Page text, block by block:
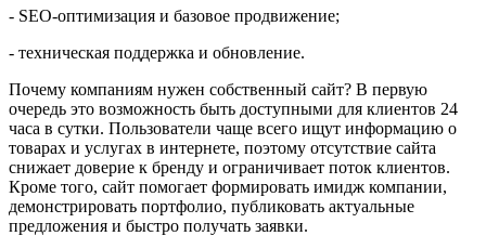
- SEO‑оптимизация и базовое продвижение;
- техническая поддержка и обновление.
Почему компаниям нужен собственный сайт? В первую
очередь это возможность быть доступными для клиентов 24
часа в сутки. Пользователи чаще всего ищут информацию о
товарах и услугах в интернете, поэтому отсутствие сайта
снижает доверие к бренду и ограничивает поток клиентов.
Кроме того, сайт помогает формировать имидж компании,
демонстрировать портфолио, публиковать актуальные
предложения и быстро получать заявки.